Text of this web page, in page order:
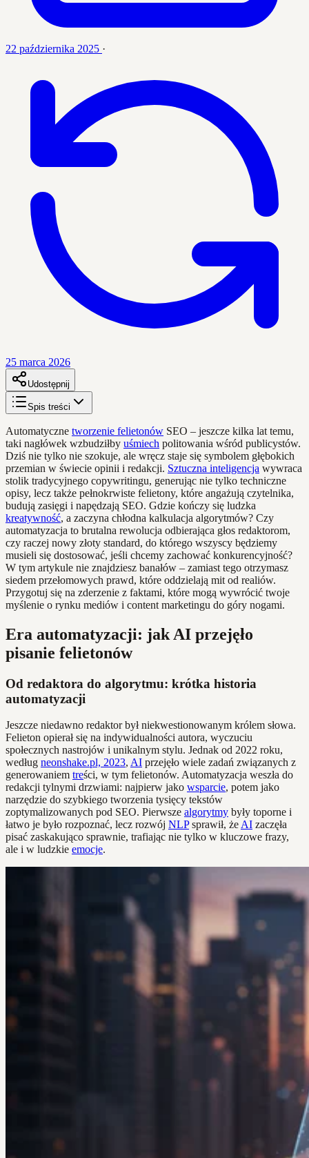
22 października 2025 ·
25 marca 2026
Udostępnij
Spis treści
Automatyczne tworzenie felietonów SEO – jeszcze kilka lat temu,
taki nagłówek wzbudziłby uśmiech politowania wśród publicystów.
Dziś nie tylko nie szokuje, ale wręcz staje się symbolem głębokich
przemian w świecie opinii i redakcji. Sztuczna inteligencja wywraca
stolik tradycyjnego copywritingu, generując nie tylko techniczne
opisy, lecz także pełnokrwiste felietony, które angażują czytelnika,
budują zasięgi i napędzają SEO. Gdzie kończy się ludzka
kreatywność, a zaczyna chłodna kalkulacja algorytmów? Czy
automatyzacja to brutalna rewolucja odbierająca głos redaktorom,
czy raczej nowy złoty standard, do którego wszyscy będziemy
musieli się dostosować, jeśli chcemy zachować konkurencyjność?
W tym artykule nie znajdziesz banałów – zamiast tego otrzymasz
siedem przełomowych prawd, które oddzielają mit od realiów.
Przygotuj się na zderzenie z faktami, które mogą wywrócić twoje
myślenie o rynku mediów i content marketingu do góry nogami.
Era automatyzacji: jak AI przejęło
pisanie felietonów
Od redaktora do algorytmu: krótka historia
automatyzacji
Jeszcze niedawno redaktor był niekwestionowanym królem słowa.
Felieton opierał się na indywidualności autora, wyczuciu
społecznych nastrojów i unikalnym stylu. Jednak od 2022 roku,
według neonshake.pl, 2023, AI przejęło wiele zadań związanych z
generowaniem treści, w tym felietonów. Automatyzacja weszła do
redakcji tylnymi drzwiami: najpierw jako wsparcie, potem jako
narzędzie do szybkiego tworzenia tysięcy tekstów
zoptymalizowanych pod SEO. Pierwsze algorytmy były toporne i
łatwo je było rozpoznać, lecz rozwój NLPsprawił, że AI zaczęła
pisać zaskakująco sprawnie, trafiając nie tylko w kluczowe frazy,
ale i w ludzkie emocje.